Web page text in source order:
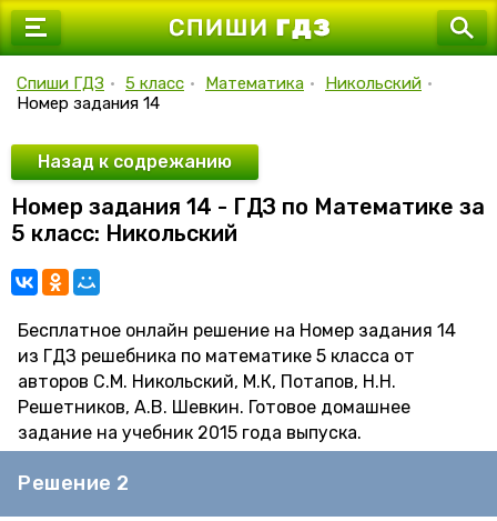
7 класс
9 класс
10 класс
11 класс
Спиши ГДЗ • 5 класс • Математика • Никольский •
Номер задания 14
Назад к содрежанию
Номер задания 14 - ГДЗ по Математике за
5 класс: Никольский
Бесплатное онлайн решение на Номер задания 14
из ГДЗ решебника по математике 5 класса от
авторов С.М. Никольский, М.К, Потапов, Н.Н.
Решетников, А.В. Шевкин. Готовое домашнее
задание на учебник 2015 года выпуска.
Решение 2